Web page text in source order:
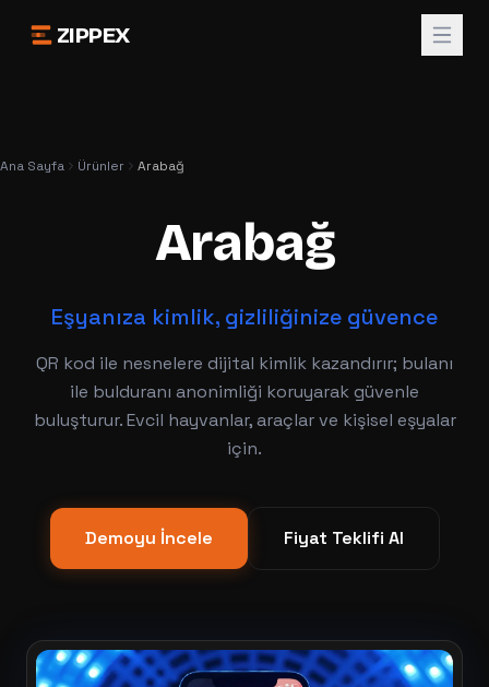
ZIPPEX
Ana Sayfa Ürünler Arabağ
Arabağ
Eşyanıza kimlik, gizliliğinize güvence
QR kod ile nesnelere dijital kimlik kazandırır; bulanı
ile bulduranı anonimliği koruyarak güvenle
buluşturur. Evcil hayvanlar, araçlar ve kişisel eşyalar
için.
Demoyu İncele Fiyat Teklifi Al